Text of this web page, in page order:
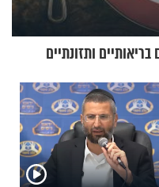
ותזונתיים